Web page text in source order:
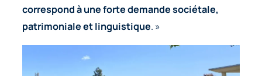
correspond à une forte demande sociétale,
patrimoniale et linguistique. »